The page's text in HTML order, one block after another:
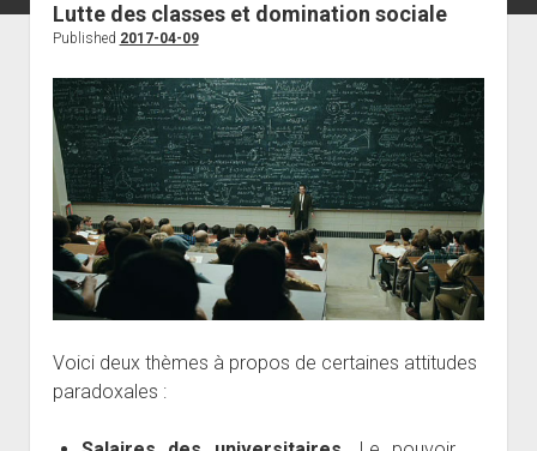
About libre pensée
About this blog
Lutte des classes et domination sociale
Published 2017-04-09
Voici deux thèmes à propos de certaines attitudes
paradoxales :